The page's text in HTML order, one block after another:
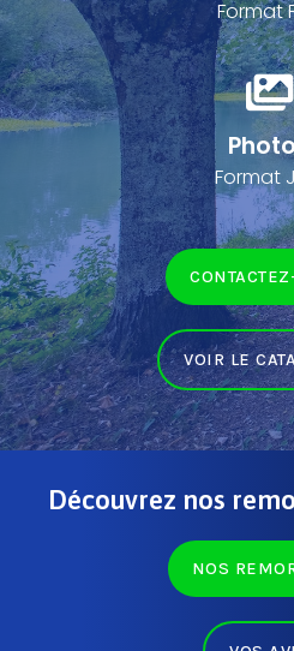
Format
Format
VOIR LE
Découvrez nos
NOS